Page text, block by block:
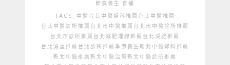
節氣養生
食補
TAGS: 中醫 台北中醫婦科推薦 台北中醫推薦
台北中醫診所推薦 台北市中醫推薦 台北市中醫診所推薦
台北市診所推薦 台北減肥埋線推薦 台北減肥推薦
台北減重推薦 台北診所推薦 季節養生 新北中醫婦科推薦
新北中醫推薦 新北中醫治療新北中醫診所推薦